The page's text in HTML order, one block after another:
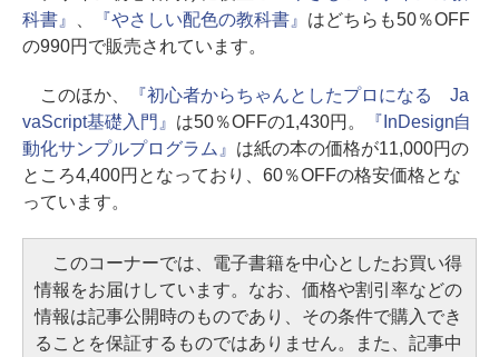
科書』
『やさしい配色の教科書』 はどちらも50％OFF
の990円で販売されています。
このほか、
『初心者からちゃんとしたプロになる Ja
vaScript基礎入門』 は50％OFFの1,430円。
『InDesign自
動化サンプルプログラム』 は紙の本の価格が11,000円の
ところ4,400円となっており、60％OFFの格安価格とな
っています。
このコーナーでは、電子書籍を中心としたお買い得
情報をお届けしています。なお、価格や割引率などの
情報は記事公開時のものであり、その条件で購入でき
ることを保証するものではありません。また、記事中